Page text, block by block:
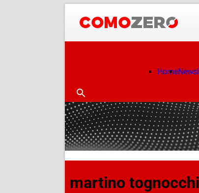
Home
martino tognocchi